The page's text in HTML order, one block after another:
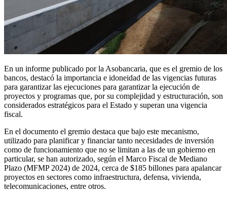
En un informe publicado por la Asobancaria, que es el gremio de los
bancos, destacó la importancia e idoneidad de las vigencias futuras
para garantizar las ejecuciones para garantizar la ejecución de
proyectos y programas que, por su complejidad y estructuración, son
considerados estratégicos para el Estado y superan una vigencia
fiscal.
En el documento el gremio destaca que bajo este mecanismo,
utilizado para planificar y financiar tanto necesidades de inversión
como de funcionamiento que no se limitan a las de un gobierno en
particular, se han autorizado, según el Marco Fiscal de Mediano
Plazo (MFMP 2024) de 2024, cerca de $185 billones para apalancar
proyectos en sectores como infraestructura, defensa, vivienda,
telecomunicaciones, entre otros.